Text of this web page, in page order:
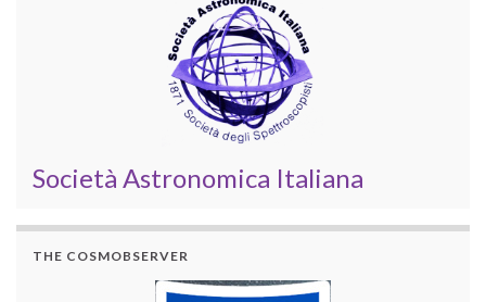
Società Astronomica Italiana
THE COSMOBSERVER